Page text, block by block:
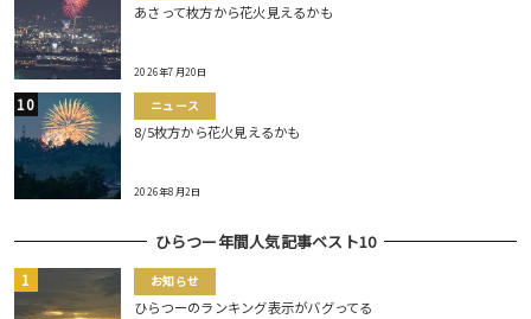
あさって枚方から花火見えるかも
2026年7月20日
ニュース
8/5枚方から花火見えるかも
2026年8月2日
ひらつー年間人気記事ベスト10
お知らせ
ひらつーのランキング表示がバグってる